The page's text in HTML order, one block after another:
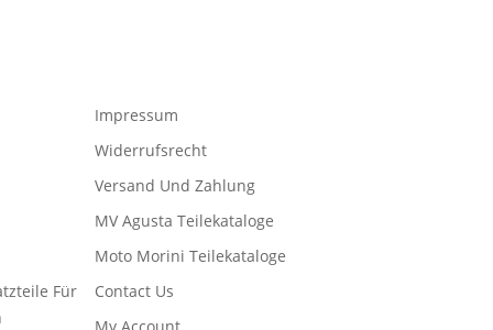
Impressum
Widerrufsrecht
Versand Und Zahlung
MV Agusta Teilekataloge
Moto Morini Teilekataloge
Für
Contact Us